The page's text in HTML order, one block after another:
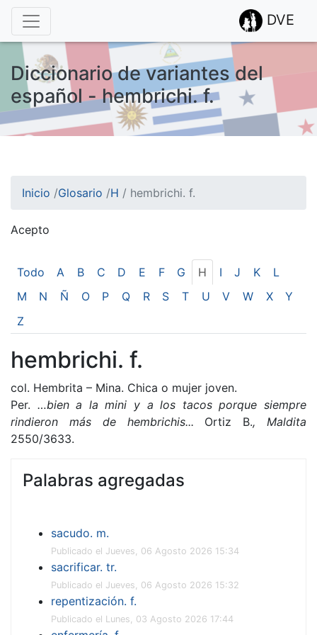
DVE
Diccionario de variantes del
español - hembrichi. f.
Inicio /Glosario /H / hembrichi. f.
Acepto
Esto nos ayuda a recolectar estadísticas de las visitas.
Todo A B C D E F G H I J K
L
M
N Ñ O P Q R S T U V W X
Y
Z
hembrichi. f.
col. Hembrita – Mina. Chica o mujer joven.
Per. …bien a la mini y a los tacos porque siempre
rindieron más de hembrichis... Ortiz B.,
Maldita
2550/3633.
Palabras agregadas
sacudo. m.
Publicado el Jueves, 06 Agosto 2026 15:34
sacrificar. tr.
Publicado el Jueves, 06 Agosto 2026 15:32
repentización. f.
Publicado el Lunes, 03 Agosto 2026 17:44